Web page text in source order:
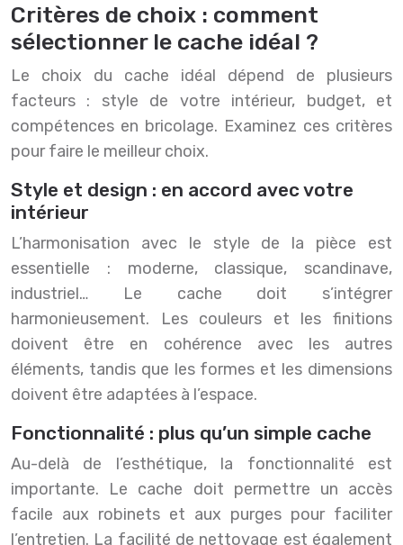
Critères de choix : comment
sélectionner le cache idéal ?
Le choix du cache idéal dépend de plusieurs
facteurs : style de votre intérieur, budget, et
compétences en bricolage. Examinez ces critères
pour faire le meilleur choix.
Style et design : en accord avec votre
intérieur
L’harmonisation avec le style de la pièce est
essentielle : moderne, classique, scandinave,
industriel… Le cache doit s’intégrer
harmonieusement. Les couleurs et les finitions
doivent être en cohérence avec les autres
éléments, tandis que les formes et les dimensions
doivent être adaptées à l’espace.
Fonctionnalité : plus qu’un simple cache
Au-delà de l’esthétique, la fonctionnalité est
importante. Le cache doit permettre un accès
facile aux robinets et aux purges pour faciliter
l’entretien. La facilité de nettoyage est également